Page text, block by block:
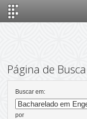
Página de Busca
Buscar em:
por